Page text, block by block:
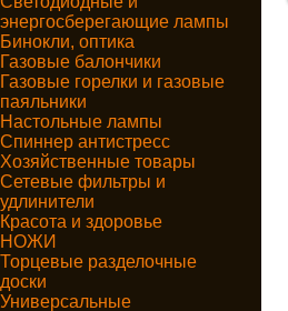
энергосберегающие лампы
Бинокли, оптика
Газовые балончики
Газовые горелки и газовые
паяльники
Настольные лампы
Спиннер антистресс
Хозяйственные товары
Сетевые фильтры и
удлинители
Красота и здоровье
НОЖИ
Торцевые разделочные
доски
Универсальные